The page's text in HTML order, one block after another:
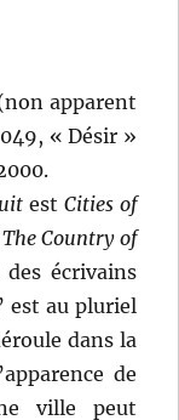
apparent
« Désir »
est Cities of
Country of
écrivains
est au pluriel
dans la
de
ville peut